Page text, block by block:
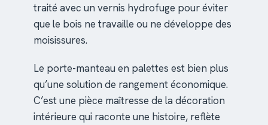
traité avec un vernis hydrofuge pour éviter
que le bois ne travaille ou ne développe des
moisissures.
Le porte-manteau en palettes est bien plus
qu’une solution de rangement économique.
C’est une pièce maîtresse de la décoration
intérieure qui raconte une histoire, reflète